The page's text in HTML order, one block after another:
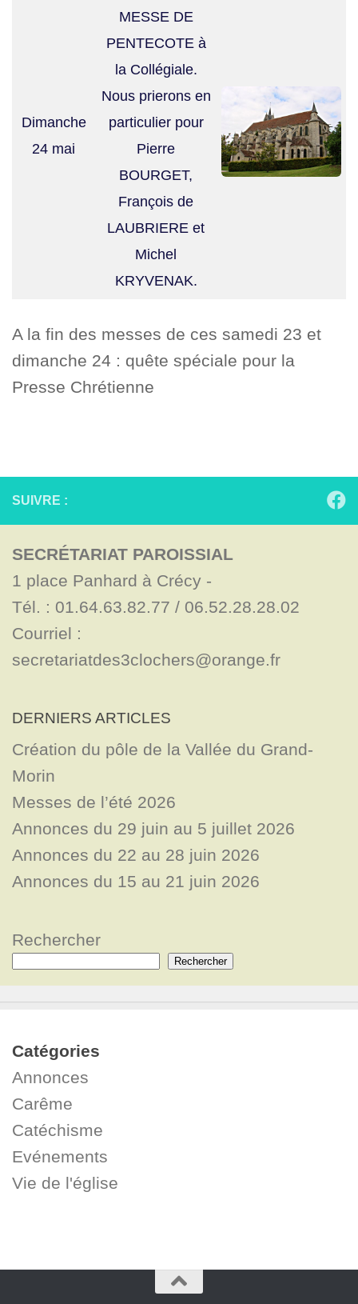
Dimanche
24 mai
MESSE DE
PENTECOTE à
la Collégiale.
Nous prierons en
particulier pour
Pierre
BOURGET,
François de
LAUBRIERE et
Michel
KRYVENAK.
A la fin des messes de ces samedi 23 et
dimanche 24 : quête spéciale pour la
Presse Chrétienne
SUIVRE :
SECRÉTARIAT PAROISSIAL
1 place Panhard à Crécy -
Tél. : 01.64.63.82.77 / 06.52.28.28.02
Courriel :
secretariatdes3clochers@orange.fr
DERNIERS ARTICLES
Création du pôle de la Vallée du Grand-
Morin
Messes de l’été 2026
Annonces du 29 juin au 5 juillet 2026
Annonces du 22 au 28 juin 2026
Annonces du 15 au 21 juin 2026
Rechercher
Rechercher
Catégories
Annonces
Carême
Catéchisme
Evénements
Vie de l'église